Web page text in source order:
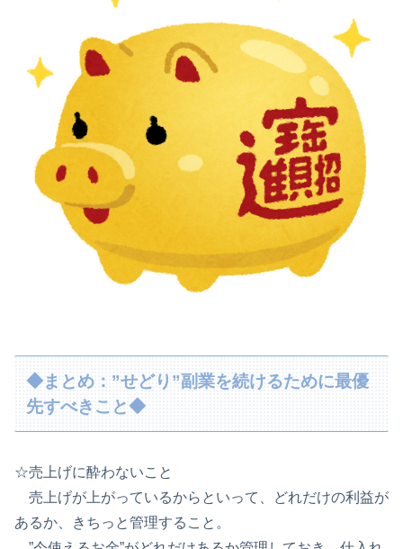
◆まとめ：”せどり”副業を続けるために最優
先すべきこと◆
☆売上げに酔わないこと
売上げが上がっているからといって、どれだけの利益が
あるか、きちっと管理すること。